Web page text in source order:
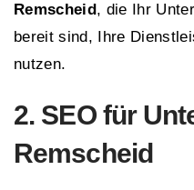
Remscheid , die Ihr
bereit sind, Ihre
nutzen.
2. SEO für
Remscheid